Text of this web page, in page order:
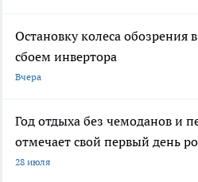
Остановку колеса обозрения
сбоем инвертора
Вчера
Год отдыха без чемоданов и
отмечает свой первый день
28 июля